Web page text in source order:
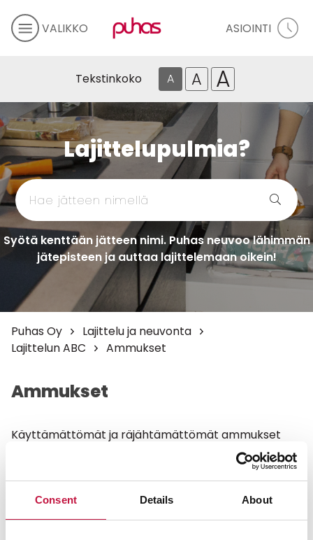
Consent Details About
VALIKKO ASIOINTI
Tekstinkoko A A A
Lajittelupulmia?
Syötä kenttään jätteen nimi. Puhas neuvoo lähimmän
jätepisteen ja auttaa lajittelemaan oikein!
Puhas Oy
Lajittelu ja neuvonta
Lajittelun ABC
Ammukset
Ammukset
Käyttämättömät ja räjähtämättömät ammukset
Ilmoita poliisille ja pyydä hakemaan.
Turvallisuussyistä niitä ei saa kuljettaa itse.
Haulikon käytetyt hylsyt: